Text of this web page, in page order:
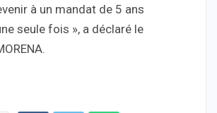
à un mandat de 5 ans
seule fois », a déclaré le